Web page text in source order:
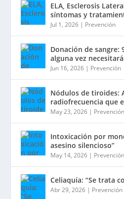
ELA, Esclerosis
síntomas y
Jul 1, 2026 | Prevención
Donación de sangre:
alguna vez
Jun 16, 2026 | Prevención
Nódulos de tiroides:
radiofrecuencia que
May 23, 2026 | Prevención
Intoxicación por
asesino silencioso”
May 14, 2026 | Prevención
Celiaquía: “Se trata
Abr 29, 2026 | Prevención